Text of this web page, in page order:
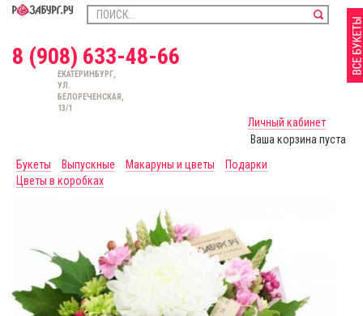
8 (908) 633-48-66
ЕКАТЕРИНБУРГ,
УЛ.
БЕЛОРЕЧЕНСКАЯ,
13/1
Личный кабинет
Ваша корзина пуста
Букеты
Выпускные Макаруны и цветы
Подарки
Цветы в коробках